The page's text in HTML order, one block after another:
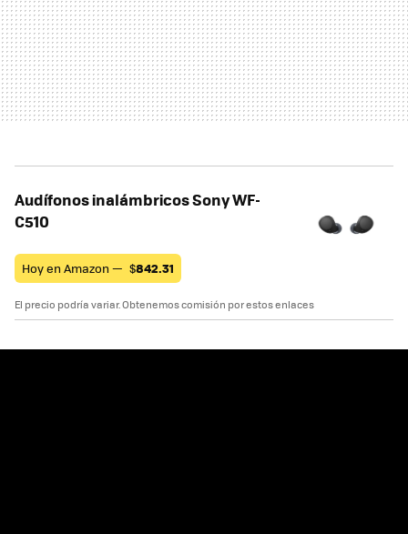
Audífonos inalámbricos Sony WF-
C510
Hoy en Amazon — $842.31
El precio podría variar. Obtenemos comisión por estos enlaces